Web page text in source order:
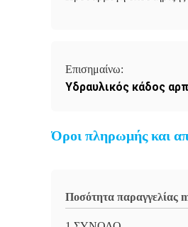
Επισημαίνω:
Υδραυλικός κάδος
Όροι πληρωμής και
Ποσότητα παραγγελίας